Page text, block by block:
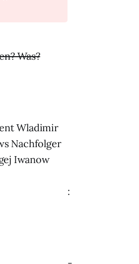
Was?
Wladimir
Nachfolger
Iwanow
: